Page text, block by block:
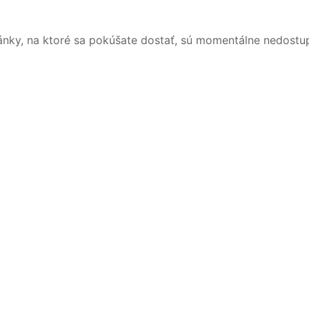
na ktoré sa pokúšate dostať, sú momentálne